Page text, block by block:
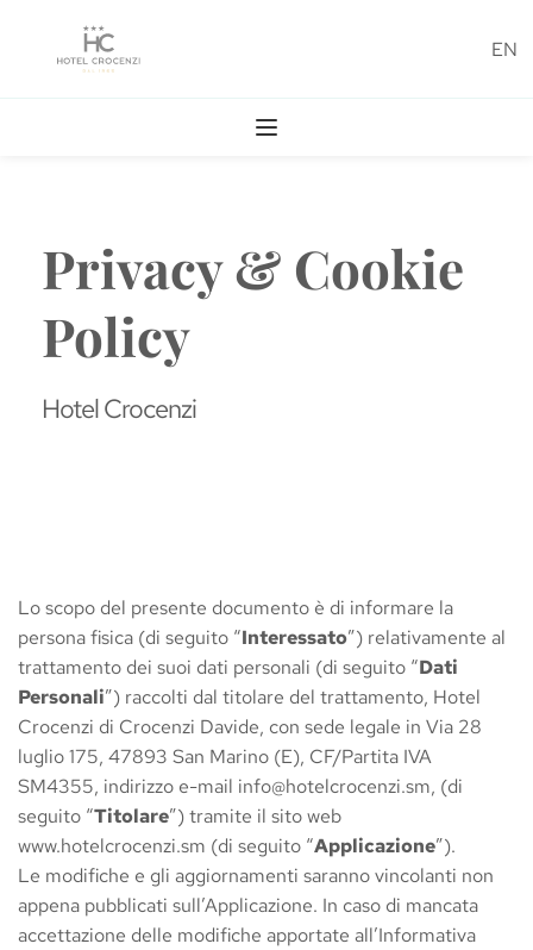
EN
Privacy & Cookie
Policy
Hotel Crocenzi
Lo scopo del presente documento è di informare la
persona fisica (di seguito “Interessato”) relativamente al
trattamento dei suoi dati personali (di seguito “Dati
Personali”) raccolti dal titolare del trattamento, Hotel
Crocenzi di Crocenzi Davide, con sede legale in Via 28
luglio 175, 47893 San Marino (E), CF/Partita IVA
SM4355, indirizzo e-mail info@hotelcrocenzi.sm, (di
seguito “Titolare”) tramite il sito web
www.hotelcrocenzi.sm (di seguito “Applicazione”).
Le modifiche e gli aggiornamenti saranno vincolanti non
appena pubblicati sull’Applicazione. In caso di mancata
accettazione delle modifiche apportate all’Informativa